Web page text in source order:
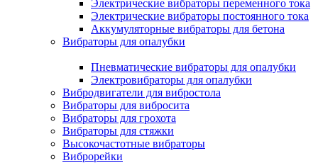
Электрические вибраторы переменного тока
Электрические вибраторы постоянного тока
Аккумуляторные вибраторы для бетона
Вибраторы для опалубки
Пневматические вибраторы для опалубки
Электровибраторы для опалубки
Вибродвигатели для вибростола
Вибраторы для вибросита
Вибраторы для грохота
Вибраторы для стяжки
Высокочастотные вибраторы
Виброрейки